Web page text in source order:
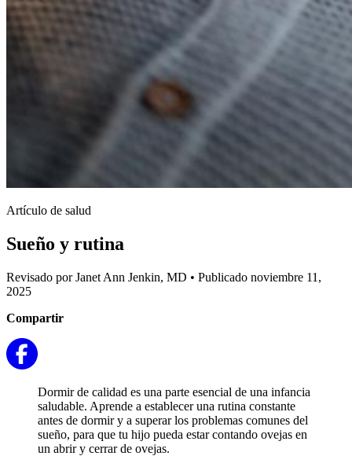
Artículo de salud
Sueño y rutina
Revisado por Janet Ann Jenkin, MD • Publicado noviembre 11,
2025
Compartir
Dormir de calidad es una parte esencial de una infancia
saludable. Aprende a establecer una rutina constante
antes de dormir y a superar los problemas comunes del
sueño, para que tu hijo pueda estar contando ovejas en
un abrir y cerrar de ovejas.